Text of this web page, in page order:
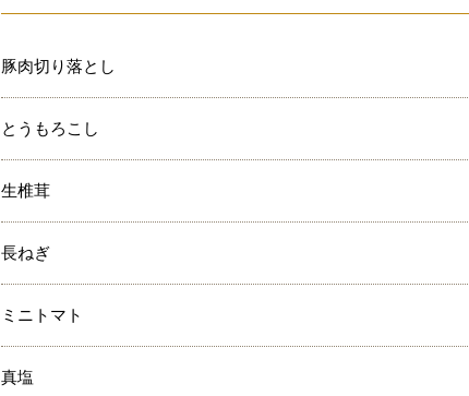
豚肉切り落とし
とうもろこし
生椎茸
長ねぎ
ミニトマト
真塩